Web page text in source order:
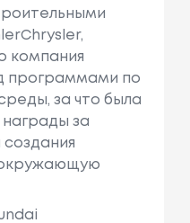
компания
программами по
за что была
за
окружающую